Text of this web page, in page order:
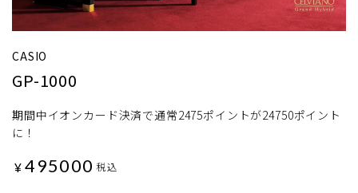
CASIO
GP-1000
期間中イオンカード決済で通常2475ポイントが24750ポイント
に！
¥ 495000 税込